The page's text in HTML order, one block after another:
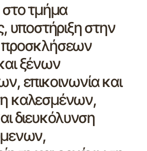
στο τμήμα
υποστήριξη στην
ξένων
επικοινωνία και
καλεσμένων,
διευκόλυνση